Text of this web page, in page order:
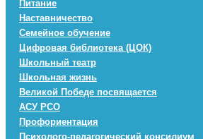
Питание
Наставничество
Семейное обучение
Цифровая библиотека (ЦОК)
Школьный театр
Школьная жизнь
Великой Победе посвящается
АСУ РСО
Профориентация
Психолого-педагогический консилиум